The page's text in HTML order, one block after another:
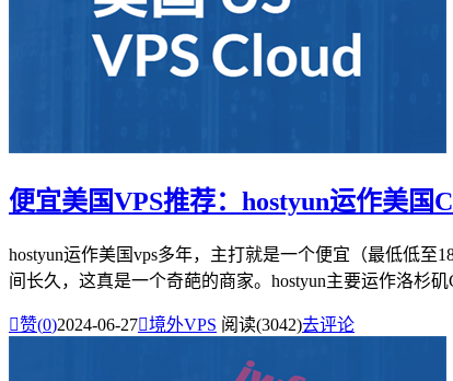
便宜美国VPS推荐：hostyun运作美国
hostyun运作美国vps多年，主打就是一个便宜（最低低
间长久，这真是一个奇葩的商家。hostyun主要运作洛杉矶
赞(0)2024-06-27境外VPS 阅读(3042)去评论